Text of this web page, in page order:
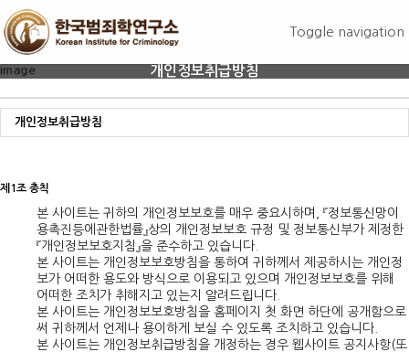
Toggle navigation
개인정보취급방침
개인정보취급방침
제1조 총칙
본 사이트는 귀하의 개인정보보호를 매우 중요시하며, 『정보통신망이
용촉진등에관한법률』상의 개인정보보호 규정 및 정보통신부가 제정한
『개인정보보호지침』을 준수하고 있습니다.
본 사이트는 개인정보보호방침을 통하여 귀하께서 제공하시는 개인정
보가 어떠한 용도와 방식으로 이용되고 있으며 개인정보보호를 위해
어떠한 조치가 취해지고 있는지 알려드립니다.
본 사이트는 개인정보보호방침을 홈페이지 첫 화면 하단에 공개함으로
써 귀하께서 언제나 용이하게 보실 수 있도록 조치하고 있습니다.
본 사이트는 개인정보취급방침을 개정하는 경우 웹사이트 공지사항(또